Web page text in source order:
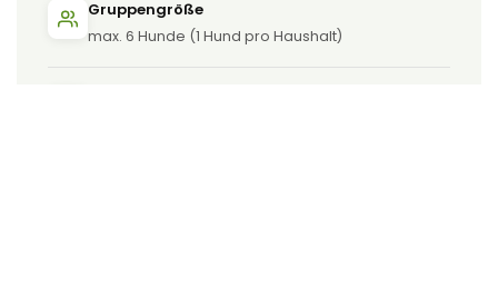
Gruppengröße
max. 6 Hunde (1 Hund pro Haushalt)